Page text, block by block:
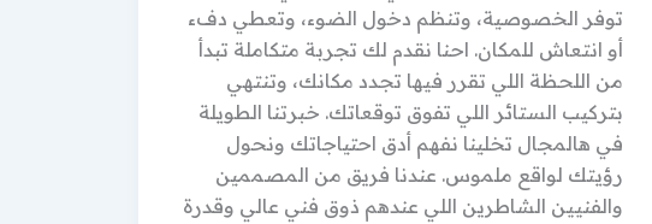
توفر الخصوصية، وتنظم دخول الضوء، وتعطي دفء
أو انتعاش للمكان. احنا نقدم لك تجربة متكاملة تبدأ
من اللحظة اللي تقرر فيها تجدد مكانك، وتنتهي
بتركيب الستائر اللي تفوق توقعاتك. خبرتنا الطويلة
في هالمجال تخلينا نفهم أدق احتياجاتك ونحول
رؤيتك لواقع ملموس. عندنا فريق من المصممين
والفنيين الشاطرين اللي عندهم ذوق فني عالي وقدرة